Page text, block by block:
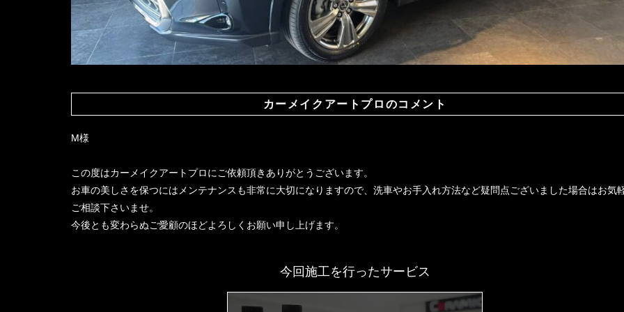
カーメイクアートプロのコメント
M様
この度はカーメイクアートプロにご依頼頂きありがとうございます。
お車の美しさを保つにはメンテナンスも非常に大切になりますので、洗車やお手入れ方法など疑問点ございました場合はお気
ご相談下さいませ。
今後とも変わらぬご愛顧のほどよろしくお願い申し上げます。
今回施工を行ったサービス